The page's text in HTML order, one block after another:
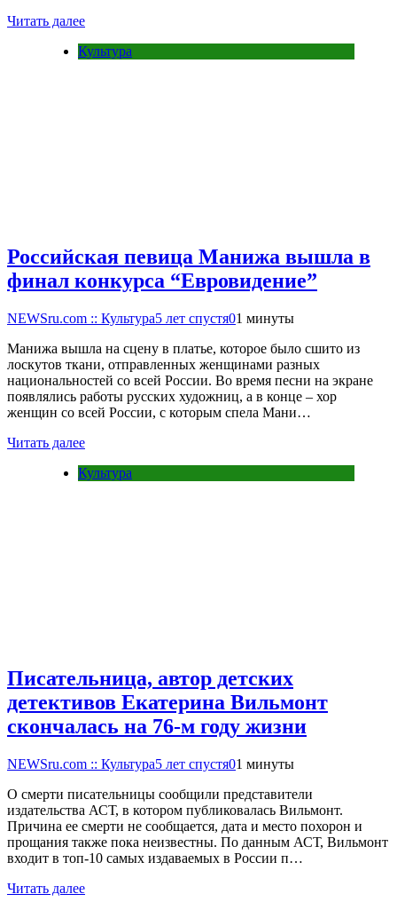
Читать далее
Культура
Российская певица Манижа вышла в
финал конкурса “Евровидение”
NEWSru.com :: Культура5 лет спустя01 минуты
Манижа вышла на сцену в платье, которое было сшито из
лоскутов ткани, отправленных женщинами разных
национальностей со всей России. Во время песни на экране
появлялись работы русских художниц, а в конце – хор
женщин со всей России, с которым спела Мани…
Читать далее
Культура
Писательница, автор детских
детективов Екатерина Вильмонт
скончалась на 76-м году жизни
NEWSru.com :: Культура5 лет спустя01 минуты
О смерти писательницы сообщили представители
издательства АСТ, в котором публиковалась Вильмонт.
Причина ее смерти не сообщается, дата и место похорон и
прощания также пока неизвестны. По данным АСТ, Вильмонт
входит в топ-10 самых издаваемых в России п…
Читать далее